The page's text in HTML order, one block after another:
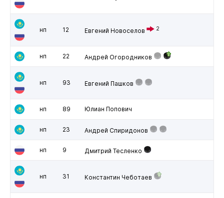
нп 12 Евгений Новоселов 2
нп 22 Андрей Огородников
нп 93 Евгений Пашков
нп 89 Юлиан Попович
нп 23 Андрей Спиридонов
нп 9 Дмитрий Тесленко
нп 31 Константин Чеботаев